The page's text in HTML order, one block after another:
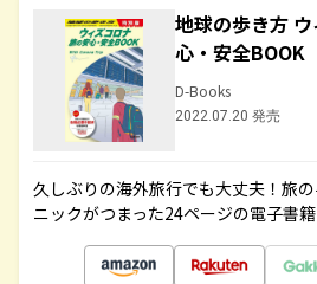
地球の歩き方
心・安全BOOK
D-Books
2022.07.20 発売
久しぶりの海外旅行でも大丈夫！旅
ニックがつまった24ページの電子書籍